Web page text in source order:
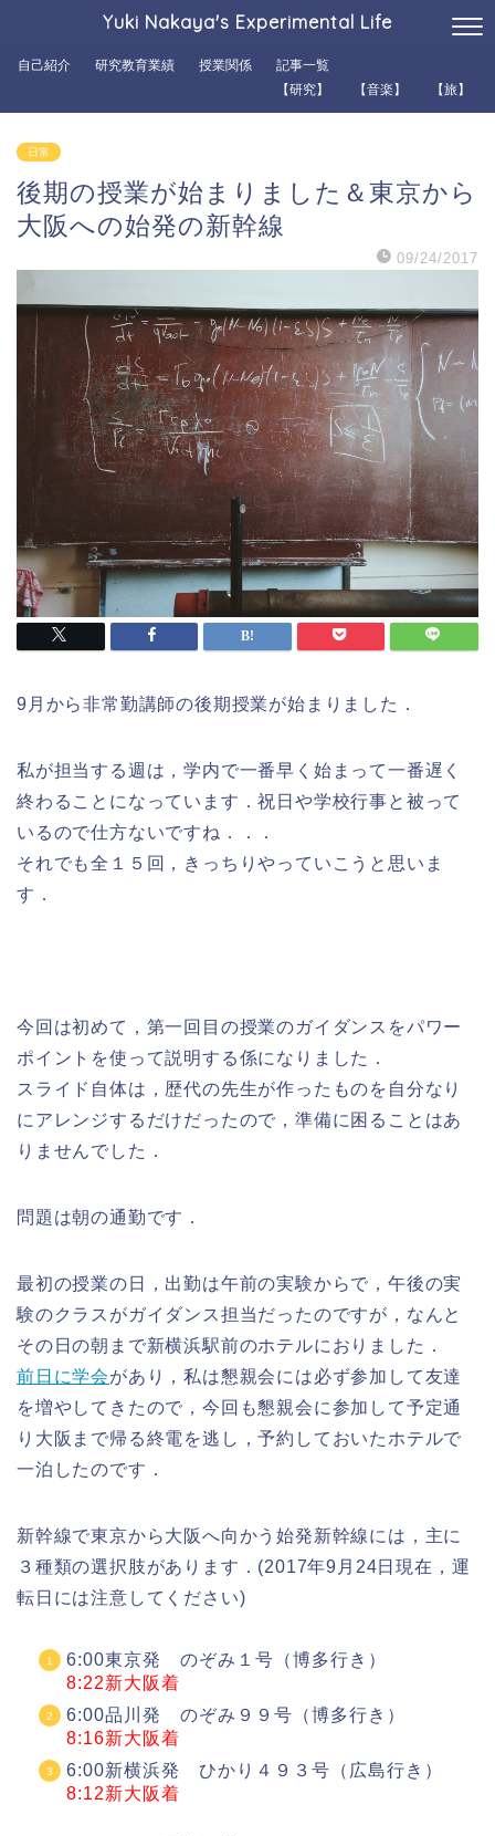
Yuki Nakaya's Experimental Life
自己紹介 研究教育業績 授業関係
記事一覧
【研究】
【音楽】 【旅】
日常
後期の授業が始まりました＆東京から
大阪への始発の新幹線
09/24/2017
9月から非常勤講師の後期授業が始まりました．
私が担当する週は，学内で一番早く始まって一番遅く
終わることになっています．祝日や学校行事と被って
いるので仕方ないですね．．．
それでも全１５回，きっちりやっていこうと思いま
す．
今回は初めて，第一回目の授業のガイダンスをパワー
ポイントを使って説明する係になりました．
スライド自体は，歴代の先生が作ったものを自分なり
にアレンジするだけだったので，準備に困ることはあ
りませんでした．
問題は朝の通勤です．
最初の授業の日，出勤は午前の実験からで，午後の実
験のクラスがガイダンス担当だったのですが，なんと
その日の朝まで新横浜駅前のホテルにおりました．
前日に学会があり，私は懇親会には必ず参加して友達
を増やしてきたので，今回も懇親会に参加して予定通
り大阪まで帰る終電を逃し，予約しておいたホテルで
一泊したのです．
新幹線で東京から大阪へ向かう始発新幹線には，主に
３種類の選択肢があります．(2017年9月24日現在，運
転日には注意してください)
6:00東京発 のぞみ１号（博多行き）
8:22新大阪着
6:00品川発 のぞみ９９号（博多行き）
8:16新大阪着
6:00新横浜発 ひかり４９３号（広島行き）
8:12新大阪着